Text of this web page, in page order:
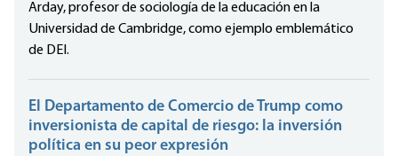
Arday, profesor de sociología de la educación en la
Universidad de Cambridge, como ejemplo emblemático
de DEI.
El Departamento de Comercio de Trump como
inversionista de capital de riesgo: la inversión
política en su peor expresión